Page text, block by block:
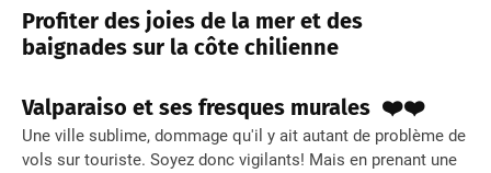
Profiter des joies de la mer et des
baignades sur la côte chilienne
Valparaiso et ses fresques murales ❤️❤️
Une ville sublime, dommage qu'il y ait autant de problème de
vols sur touriste. Soyez donc vigilants! Mais en prenant une